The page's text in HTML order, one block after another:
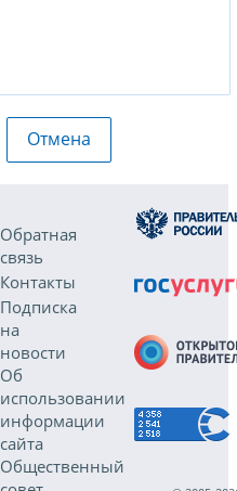
Отмена
Обратная
связь
Контакты
Подписка
на
новости
Об
использовании
информации
сайта
Общественный